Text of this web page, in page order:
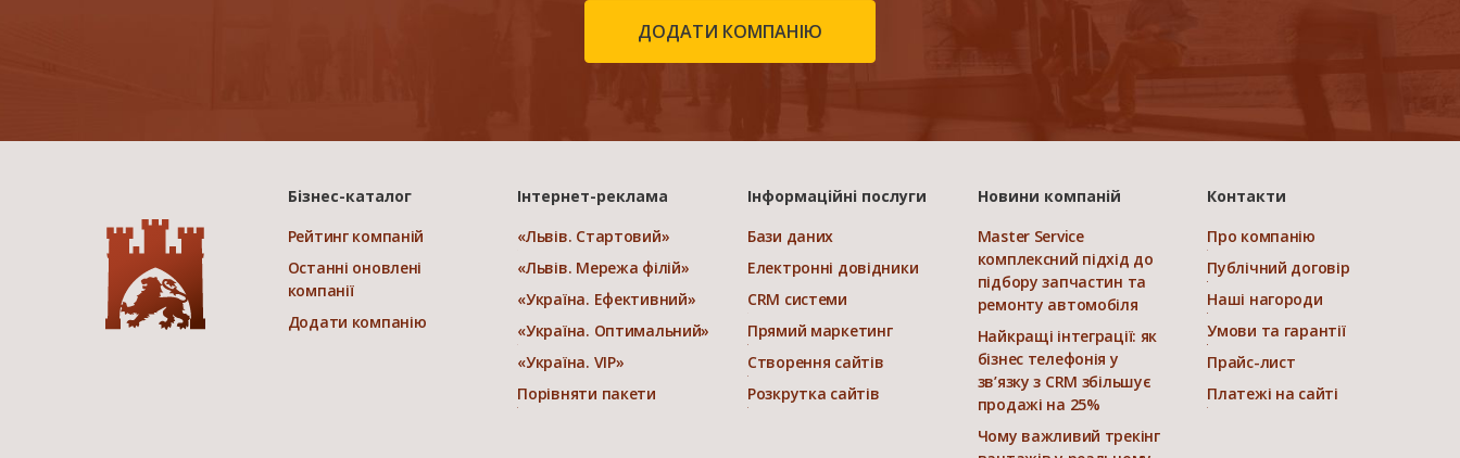
ДОДАТИ КОМПАНІЮ
Бізнес-каталог
Рейтинг компаній
Останні оновлені
компанії
Додати компанію
Інтернет-реклама
«Львів. Стартовий»
«Львів. Мережа філій»
«Україна. Ефективний»
«Україна. Оптимальний»
«Україна. VIP»
Порівняти пакети
Інформаційні послуги
Бази даних
Електронні довідники
CRM системи
Прямий маркетинг
Створення сайтів
Розкрутка сайтів
Новини компаній
Master Service
комплексний підхід до
підбору запчастин та
ремонту автомобіля
Найкращі інтеграції: як
бізнес телефонія у
зв’язку з CRM збільшує
продажі на 25%
Чому важливий трекінг
Контакти
Про компанію
Публічний договір
Наші нагороди
Умови та гарантії
Прайс-лист
Платежі на сайті